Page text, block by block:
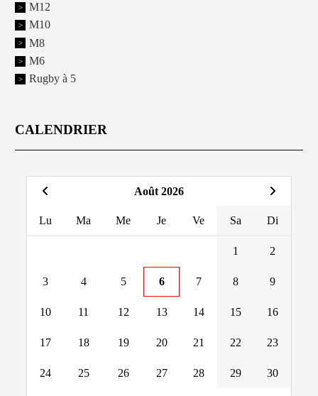
M12
M10
M8
M6
Rugby à 5
CALENDRIER
Août 2026
Lu Ma Me Je Ve Sa Di
1 2
3 4 5 6 7 8 9
10 11 12 13 14 15 16
17 18 19 20 21 22 23
24 25 26 27 28 29 30